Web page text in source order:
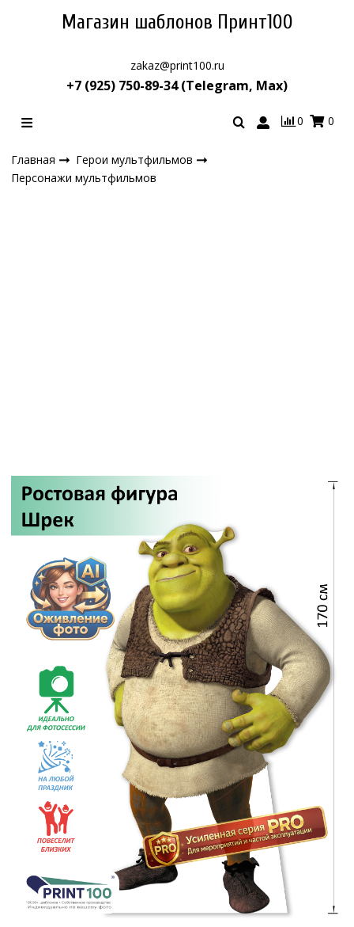
Магазин шаблонов Принт100
zakaz@print100.ru
+7 (925) 750-89-34 (Telegram, Max)
0 0
Главная
Герои мультфильмов
Персонажи мультфильмов